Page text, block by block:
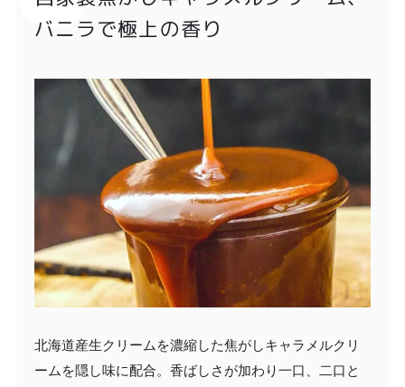
バニラで極上の香り
北海道産生クリームを濃縮した焦がしキャラメルクリ
ームを隠し味に配合。香ばしさが加わり一口、二口と